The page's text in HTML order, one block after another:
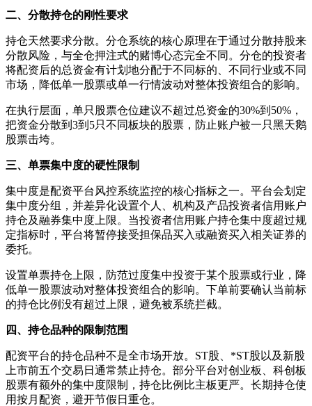
二、分散持仓的刚性要求
持仓天然要求分散。分仓系统的核心原理在于通过分散持股来
分散风险，与全仓押注式的赌博心态完全不同。分仓的投资者
将配资后的总资金有计划地分配于不同标的、不同行业或不同
市场，降低单一股票或单一行情波动对整体投资组合的影响。
在执行层面，单只股票仓位建议不超过总资金的30%到50%，
把资金分散到3到5只不同板块的股票，防止账户被一只黑天鹅
股票击垮。
三、单票集中度的硬性限制
集中度是配资平台风控系统监控的核心指标之一。平台会划定
集中度分组，并差异化设置个人、机构及产品投资者信用账户
持仓及融券集中度上限。当投资者信用账户持仓集中度超过规
定指标时，平台将暂停接受担保品买入或融资买入相关证券的
委托。
设置单票持仓上限，防范过度集中投资于某个股票或行业，降
低单一股票波动对整体投资组合的影响。下单前要确认当前标
的持仓比例没有超过上限，避免被系统拦截。
四、持仓品种的限制范围
配资平台的持仓品种不是全市场开放。ST股、*ST股以及新股
上市前五个交易日通常禁止持仓。部分平台对创业板、科创板
股票有额外的集中度限制，持仓比例比主板更严。长期持仓使
用按月配资，避开节假日重仓。